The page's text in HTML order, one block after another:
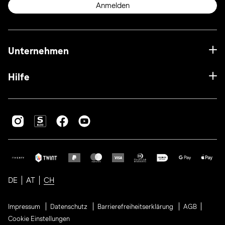
Anmelden
Unternehmen
Hilfe
DE AT CH
Impressum Datenschutz Barrierefreiheitserklärung
AGB
Cookie Einstellungen